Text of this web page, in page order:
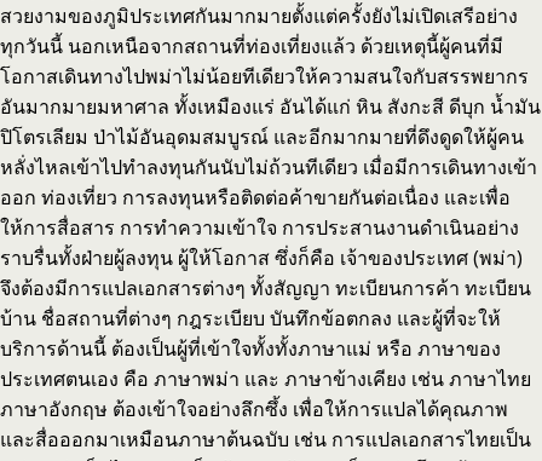
สวยงามของภูมิประเทศกันมากมายตั้งแต่ครั้งยังไม่เปิดเสรีอย่าง
ทุกวันนี้ นอกเหนือจากสถานที่ท่องเที่ยงแล้ว ด้วยเหตุนี้ผู้คนที่มี
โอกาสเดินทางไปพม่าไม่น้อยทีเดียวให้ความสนใจกับสรรพยากร
อันมากมายมหาศาล ทั้งเหมืองแร่ อันได้แก่ หิน สังกะสี ดีบุก น้ำมัน
ปิโตรเลียม ป่าไม้อันอุดมสมบูรณ์ และอีกมากมายที่ดึงดูดให้ผู้คน
หลั่งไหลเข้าไปทำลงทุนกันนับไม่ถ้วนทีเดียว เมื่อมีการเดินทางเข้า
ออก ท่องเที่ยว การลงทุนหรือติดต่อค้าขายกันต่อเนื่อง และเพื่อ
ให้การสื่อสาร การทำความเข้าใจ การประสานงานดำเนินอย่าง
ราบรื่นทั้งฝ่ายผู้ลงทุน ผู้ให้โอกาส ซึ่งก็คือ เจ้าของประเทศ (พม่า)
จึงต้องมีการแปลเอกสารต่างๆ ทั้งสัญญา ทะเบียนการค้า ทะเบียน
บ้าน ชื่อสถานที่ต่างๆ กฎระเบียบ บันทึกข้อตกลง และผู้ที่จะให้
บริการด้านนี้ ต้องเป็นผู้ที่เข้าใจทั้งทั้งภาษาแม่ หรือ ภาษาของ
ประเทศตนเอง คือ ภาษาพม่า และ ภาษาข้างเคียง เช่น ภาษาไทย
ภาษาอังกฤษ ต้องเข้าใจอย่างลึกซึ้ง เพื่อให้การแปลได้คุณภาพ
และสื่อออกมาเหมือนภาษาต้นฉบับ เช่น การแปลเอกสารไทยเป็น